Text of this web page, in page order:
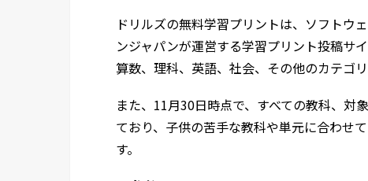
ドリルズの無料学習プリントは、ソフトウ
ンジャパンが運営する学習プリント投稿サ
算数、理科、英語、社会、その他のカテゴ
また、11月30日時点で、すべての教科、対
ており、子供の苦手な教科や単元に合わせ
す。